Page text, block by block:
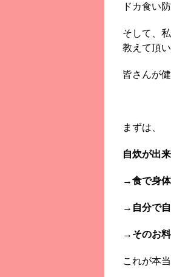
ドカ食い
そして、
教えて頂
皆さんが
まずは、
自炊が出
→食で身
→自分で自
→そのお料
これが本